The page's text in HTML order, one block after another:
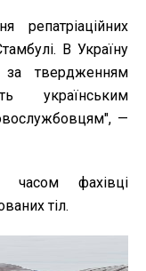
репатріаційних
В Україну
твердженням
українським
—
часом фахівці
тіл.